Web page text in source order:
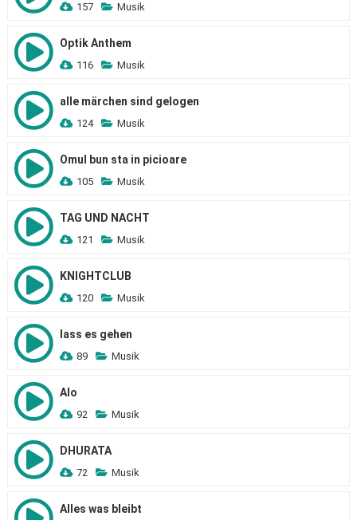
157 Musik
Optik Anthem
116 Musik
alle märchen sind gelogen
124 Musik
Omul bun sta in picioare
105 Musik
TAG UND NACHT
121 Musik
KNIGHTCLUB
120 Musik
lass es gehen
89 Musik
Alo
92 Musik
DHURATA
72 Musik
Alles was bleibt